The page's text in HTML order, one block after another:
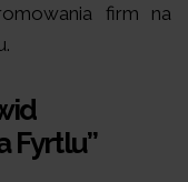
firm na
Fyrtlu”